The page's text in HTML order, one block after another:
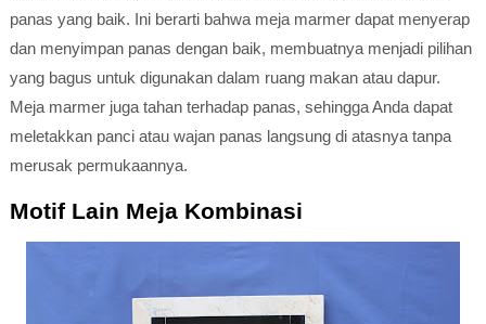
panas yang baik. Ini berarti bahwa meja marmer dapat menyerap
dan menyimpan panas dengan baik, membuatnya menjadi pilihan
yang bagus untuk digunakan dalam ruang makan atau dapur.
Meja marmer juga tahan terhadap panas, sehingga Anda dapat
meletakkan panci atau wajan panas langsung di atasnya tanpa
merusak permukaannya.
Motif Lain Meja Kombinasi